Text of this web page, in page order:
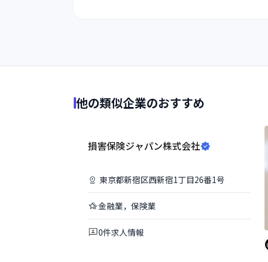
他の類似企業のおすすめ
損害保険ジャパン株式会社
東京都新宿区西新宿1丁目26番1号
金融業，保険業
0件求人情報